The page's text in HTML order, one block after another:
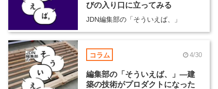
びの入り口に立ってみる
JDN編集部の「そういえば、」
コラム 4/30
編集部の「そういえば、」―建
築の技術がプロダクトになった